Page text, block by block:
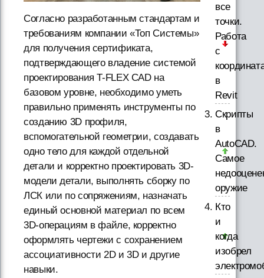
Согласно разработанным стандартам и
требованиям компании «Топ Системы»
для получения сертификата,
подтверждающего владение системой
проектирования T-FLEX CAD на
базовом уровне, необходимо уметь
правильно применять инструменты по
созданию 3D профиля,
вспомогательной геометрии, создавать
одно тело для каждой отдельной
детали и корректно проектировать 3D-
модели детали, выполнять сборку по
ЛСК или по сопряжениям, назначать
единый основной материал по всем
3D-операциям в файле, корректно
оформлять чертежи с сохранением
ассоциативности 2D и 3D и другие
навыки.
все
точки.
Работа
с
в
Revit
Скрипты
в
AutoCAD.
Самое
оружие
Кто
и
когда
изобрел